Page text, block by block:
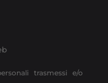
trasmessi e/o